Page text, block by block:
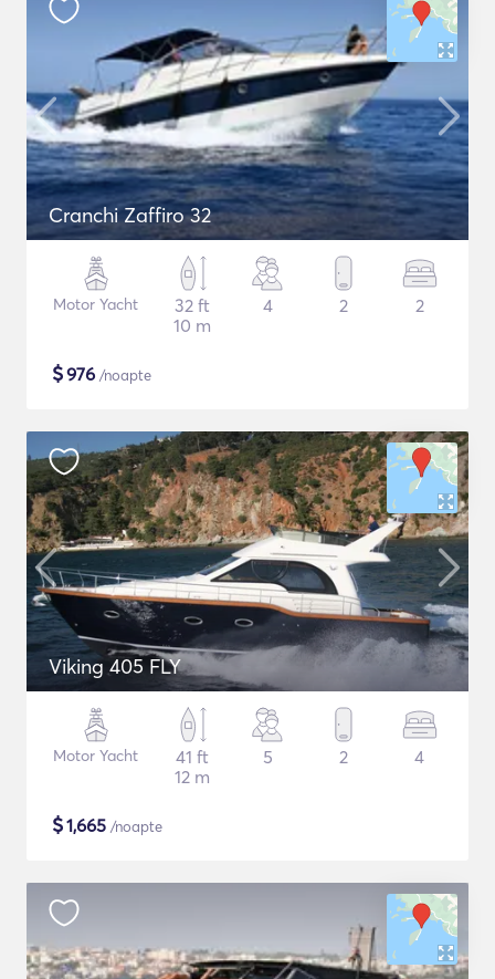
Cranchi Zaffiro 32
Motor Yacht
32 ft
10 m
4 2 2
$976 /noapte
Viking 405 FLY
Motor Yacht
41 ft
12 m
5 2 4
$1,665 /noapte